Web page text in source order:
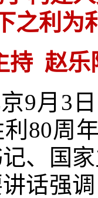
之利为
持 赵乐
9月3
80周
、国
话强